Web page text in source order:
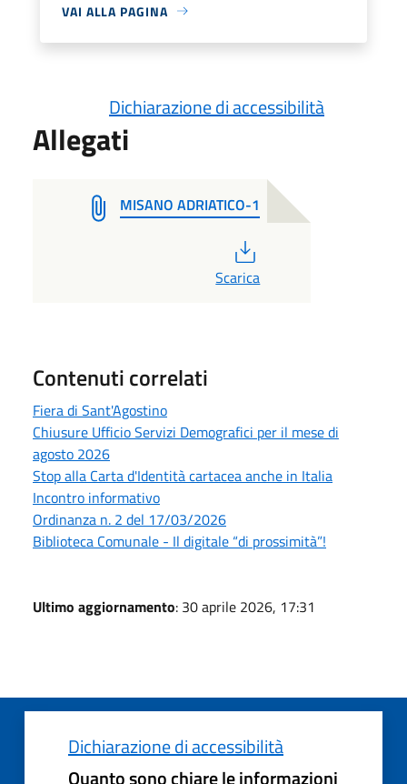
VAI ALLA PAGINA
Dichiarazione di accessibilità
Allegati
MISANO ADRIATICO-1
Scarica
Contenuti correlati
Fiera di Sant'Agostino
Chiusure Ufficio Servizi Demografici per il mese di
agosto 2026
Stop alla Carta d'Identità cartacea anche in Italia
Incontro informativo
Ordinanza n. 2 del 17/03/2026
Biblioteca Comunale - Il digitale “di prossimità”!
Ultimo aggiornamento: 30 aprile 2026, 17:31
Dichiarazione di accessibilità
Quanto sono chiare le informazioni